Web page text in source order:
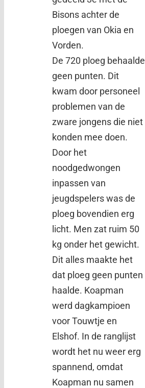
Bisons achter de
ploegen van Okia en
Vorden.
De 720 ploeg behaalde
geen punten. Dit
kwam door personeel
problemen van de
zware jongens die niet
konden mee doen.
Door het
noodgedwongen
inpassen van
jeugdspelers was de
ploeg bovendien erg
licht. Men zat ruim 50
kg onder het gewicht.
Dit alles maakte het
dat ploeg geen punten
haalde. Koapman
werd dagkampioen
voor Touwtje en
Elshof. In de ranglijst
wordt het nu weer erg
spannend, omdat
Koapman nu samen